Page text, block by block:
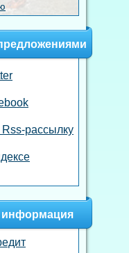
Rss-рассылку
информация